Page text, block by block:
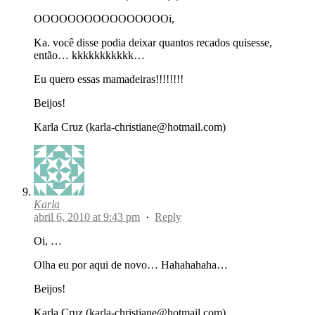
OOOOOOOOOOOOOOOOi,
Ka. você disse podia deixar quantos recados quisesse,
então… kkkkkkkkkkk…
Eu quero essas mamadeiras!!!!!!!!
Beijos!
Karla Cruz (karla-christiane@hotmail.com)
Karla
abril 6, 2010 at 9:43 pm · Reply
Oi, …
Olha eu por aqui de novo… Hahahahaha…
Beijos!